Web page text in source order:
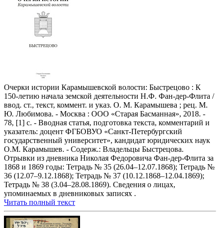
Очерки истории Карамышевской волости: Быстрецово : К
150-летию начала земской деятельности Н.Ф. Фан-дер-Флита /
ввод. ст., текст, коммент. и указ. О. М. Карамышева ; рец. М.
Ю. Любимова. - Москва : ООО «Старая Басманная», 2018. -
78, [1] с. - Вводная статья, подготовка текста, комментарий и
указатель: доцент ФГБОВУО «Санкт-Петербургский
государственный университет», кандидат юридических наук
О.М. Карамышев. - Содерж.: Владельцы Быстрецова.
Отрывки из дневника Николая Федоровича Фан-дер-Флита за
1868 и 1869 годы: Тетрадь № 35 (26.04–12.07.1868); Тетрадь №
36 (12.07–9.12.1868); Тетрадь № 37 (10.12.1868–12.04.1869);
Тетрадь № 38 (3.04–28.08.1869). Сведения о лицах,
упоминаемых в дневниковых записях .
Читать полный текст